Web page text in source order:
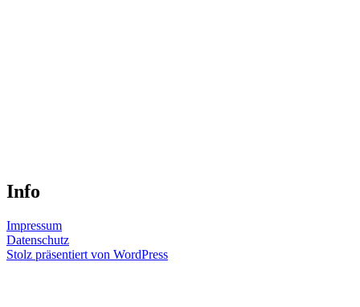
Info
Impressum
Datenschutz
Stolz präsentiert von WordPress